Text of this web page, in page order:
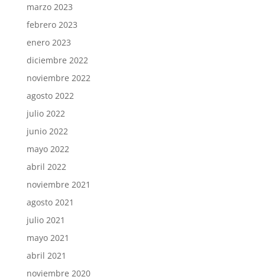
marzo 2023
febrero 2023
enero 2023
diciembre 2022
noviembre 2022
agosto 2022
julio 2022
junio 2022
mayo 2022
abril 2022
noviembre 2021
agosto 2021
julio 2021
mayo 2021
abril 2021
noviembre 2020